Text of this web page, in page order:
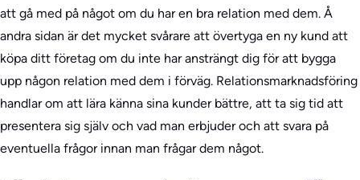
att gå med på något om du har en bra relation med dem. Å
andra sidan är det mycket svårare att övertyga en ny kund att
köpa ditt företag om du inte har ansträngt dig för att bygga
upp någon relation med dem i förväg. Relationsmarknadsföring
handlar om att lära känna sina kunder bättre, att ta sig tid att
presentera sig själv och vad man erbjuder och att svara på
eventuella frågor innan man frågar dem något.